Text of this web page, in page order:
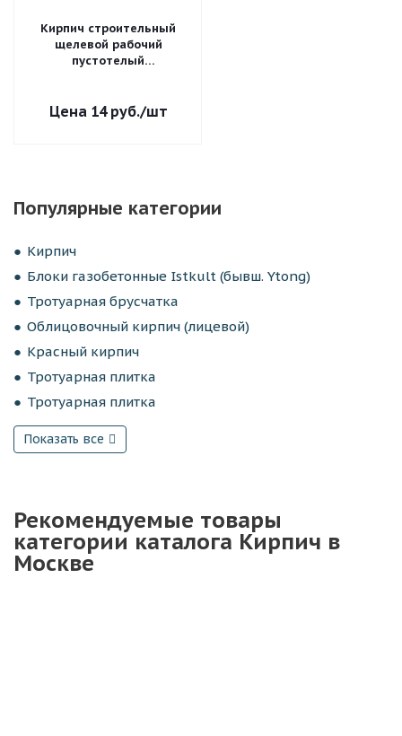
Кирпич строительный
щелевой рабочий
пустотелый
рифленый М-150
14руб./шт
Популярные категории
Кирпич
Блоки газобетонные Istkult (бывш. Ytong)
Тротуарная брусчатка
Облицовочный кирпич (лицевой)
Красный кирпич
Тротуарная плитка
Тротуарная плитка
Показать все
Рекомендуемые товары
категории каталога Кирпич в
Москве